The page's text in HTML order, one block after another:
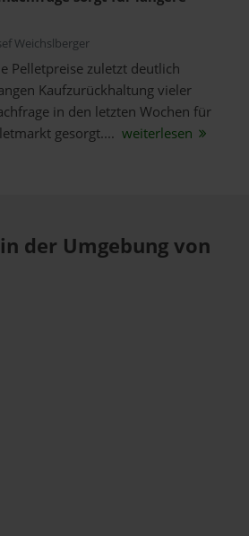
Weichslberger
Pelletpreise zuletzt deutlich
Kaufzurückhaltung vieler
in den letzten Wochen für
gesorgt.... weiterlesen
der Umgebung von